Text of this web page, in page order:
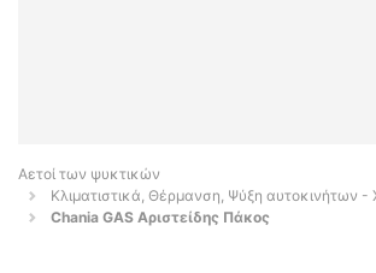
Αετοί των ψυκτικών
Κλιματιστικά, Θέρμανση, Ψύξη αυτοκινήτων -
Chania GAS Αριστείδης Πάκος